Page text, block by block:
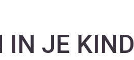
IN JE KIND